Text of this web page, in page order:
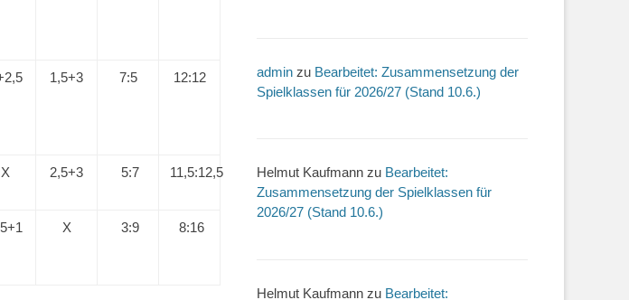
1,5+3 7:5 12:12
X 2,5+3 5:7 11,5:12,5
X 3:9 8:16
admin zu Bearbeitet: Zusammensetzung der
Spielklassen für 2026/27 (Stand 10.6.)
Helmut Kaufmann zu Bearbeitet:
Zusammensetzung der Spielklassen für
2026/27 (Stand 10.6.)
Helmut Kaufmann zu Bearbeitet: